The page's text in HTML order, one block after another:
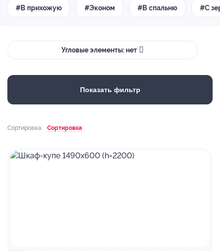
#В прихожую #Эконом #В спальню #С
Угловые элементы: нет
Показать фильтр
Сортировка: Сортировка